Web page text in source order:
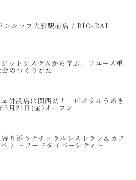
ンシップ大船駅前店 / BIO-RAL
ットシステムから学ぶ、リユース重
のつくりかた
併設店は関西初！「ビオラルうめき
3月21日(金)オープン
り添うナチュラルレストラン＆カフ
）～フードダイバーシティ～